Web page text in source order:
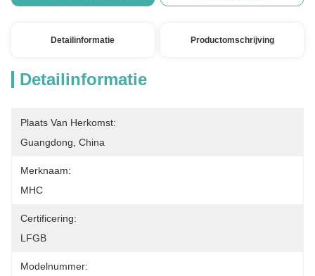
Detailinformatie Productomschrijving
Detailinformatie
Plaats Van Herkomst:
Guangdong, China
Merknaam:
MHC
Certificering:
LFGB
Modelnummer: